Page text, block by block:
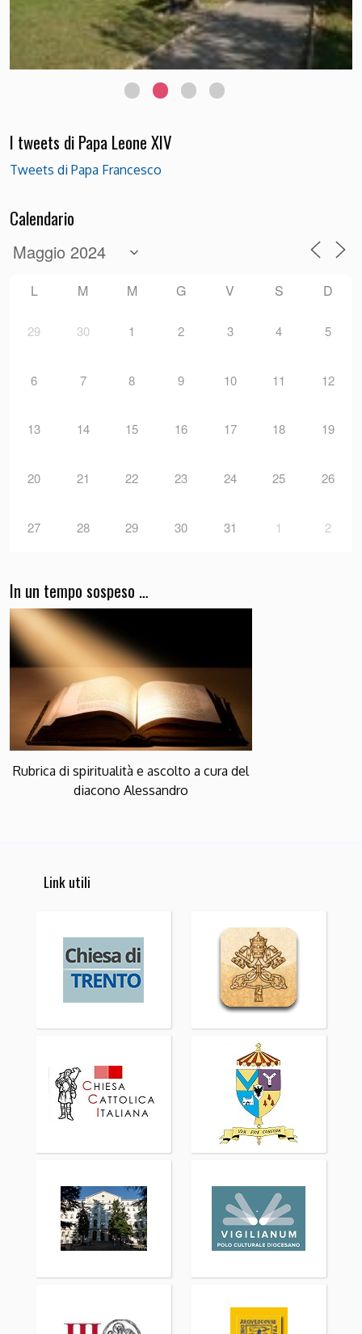
I tweets di Papa Leone XIV
Tweets di Papa Francesco
Calendario
L M M G V S D
29 30 1 2 3 4 5
6 7 8 9 10 11 12
13 14 15 16 17 18 19
20 21 22 23 24 25 26
27 28 29 30 31 1 2
In un tempo sospeso …
Rubrica di spiritualità e ascolto a cura del
diacono Alessandro
Link utili